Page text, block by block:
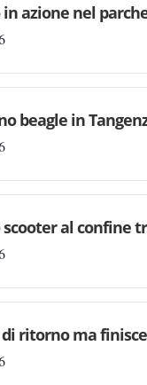
in azione nel
beagle in
al confine
di ritorno ma